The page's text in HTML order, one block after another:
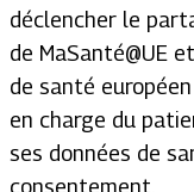
déclencher le
de MaSanté@UE
de santé
en charge du
ses données de
consentement.